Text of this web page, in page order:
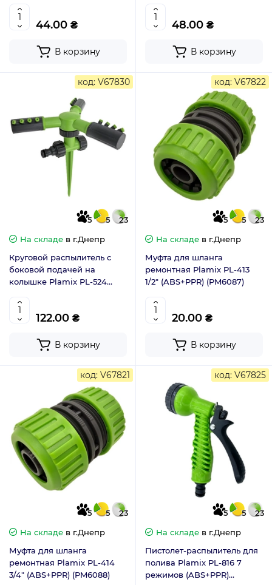
44.00 ₴
В корзину
48.00 ₴
В корзину
код: V67830
5 5
23
На складе в г.Днепр
Круговой распылитель с
боковой подачей на
колышке Plamix PL-524
122.00 ₴
В корзину
код: V67822
5 5
23
На складе в г.Днепр
Муфта для шланга
ремонтная Plamix PL-413
1/2" (ABS+PPR) (PM6087)
20.00 ₴
В корзину
код: V67821
5 5
23
На складе в г.Днепр
Муфта для шланга
ремонтная Plamix PL-414
3/4" (ABS+PPR) (PM6088)
код: V67825
5 5
23
На складе в г.Днепр
Пистолет-распылитель для
полива Plamix PL-816 7
режимов (ABS+PPR)